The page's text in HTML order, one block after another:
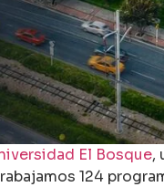
El Bosque,
124